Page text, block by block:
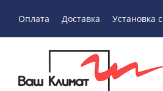
Оплата Доставка Установка